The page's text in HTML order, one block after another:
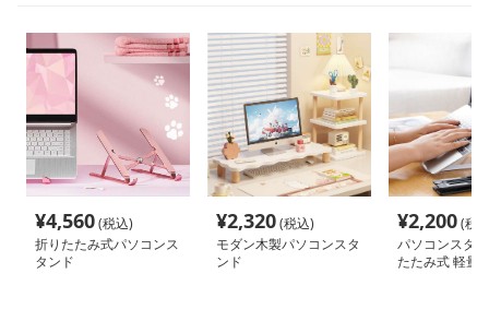
¥4,560(税込)
折りたたみ式パソコンス
タンド
¥2,320(税込)
モダン木製パソコンスタ
ンド
¥2,200(税
パソコンスタ
たたみ式 軽量